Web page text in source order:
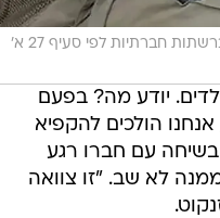
תיעוד ברשתות חברתיות לפי סעיף 27 א'
יודע מה? בפעם
הולכים להקפיא
בשיחה עם חברו רגע
לא שב. "זו צוואה